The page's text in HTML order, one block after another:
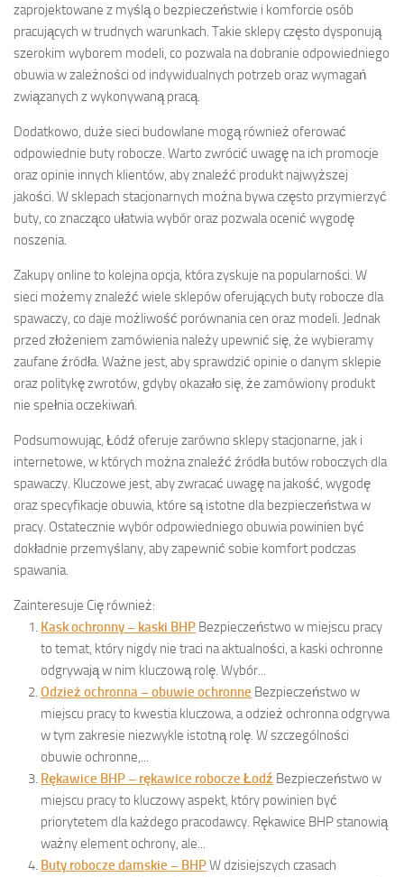
zaprojektowane z myślą o bezpieczeństwie i komforcie osób
pracujących w trudnych warunkach. Takie sklepy często dysponują
szerokim wyborem modeli, co pozwala na dobranie odpowiedniego
obuwia w zależności od indywidualnych potrzeb oraz wymagań
związanych z wykonywaną pracą.
Dodatkowo, duże sieci budowlane mogą również oferować
odpowiednie buty robocze. Warto zwrócić uwagę na ich promocje
oraz opinie innych klientów, aby znaleźć produkt najwyższej
jakości. W sklepach stacjonarnych można bywa często przymierzyć
buty, co znacząco ułatwia wybór oraz pozwala ocenić wygodę
noszenia.
Zakupy online to kolejna opcja, która zyskuje na popularności. W
sieci możemy znaleźć wiele sklepów oferujących buty robocze dla
spawaczy, co daje możliwość porównania cen oraz modeli. Jednak
przed złożeniem zamówienia należy upewnić się, że wybieramy
zaufane źródła. Ważne jest, aby sprawdzić opinie o danym sklepie
oraz politykę zwrotów, gdyby okazało się, że zamówiony produkt
nie spełnia oczekiwań.
Podsumowując, Łódź oferuje zarówno sklepy stacjonarne, jak i
internetowe, w których można znaleźć źródła butów roboczych dla
spawaczy. Kluczowe jest, aby zwracać uwagę na jakość, wygodę
oraz specyfikacje obuwia, które są istotne dla bezpieczeństwa w
pracy. Ostatecznie wybór odpowiedniego obuwia powinien być
dokładnie przemyślany, aby zapewnić sobie komfort podczas
spawania.
Zainteresuje Cię również:
Kask ochronny – kaski BHP Bezpieczeństwo w miejscu pracy
to temat, który nigdy nie traci na aktualności, a kaski ochronne
odgrywają w nim kluczową rolę. Wybór...
Odzież ochronna – obuwie ochronne Bezpieczeństwo w
miejscu pracy to kwestia kluczowa, a odzież ochronna odgrywa
w tym zakresie niezwykle istotną rolę. W szczególności
obuwie ochronne,...
Rękawice BHP – rękawice robocze Łodź Bezpieczeństwo w
miejscu pracy to kluczowy aspekt, który powinien być
priorytetem dla każdego pracodawcy. Rękawice BHP stanowią
ważny element ochrony, ale...
Buty robocze damskie – BHPW dzisiejszych czasach